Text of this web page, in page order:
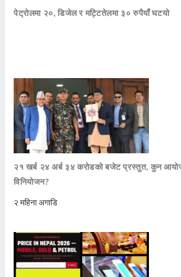
पेट्रोलमा २०, डिजेल र मट्टितेलमा ३० रुपैयाँ घटयो
२१ खर्ब २४ अर्ब ३४ करोडको बजेट प्रस्तुत, कुन
विनियोजन?
२ महिना अगाडि